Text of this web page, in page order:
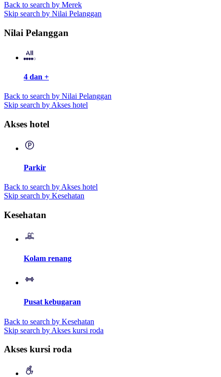
Back to search by Merek
Skip search by Nilai Pelanggan
Nilai Pelanggan
4 dan +
Back to search by Nilai Pelanggan
Skip search by Akses hotel
Akses hotel
Parkir
Back to search by Akses hotel
Skip search by Kesehatan
Kesehatan
Kolam renang
Pusat kebugaran
Back to search by Kesehatan
Skip search by Akses kursi roda
Akses kursi roda